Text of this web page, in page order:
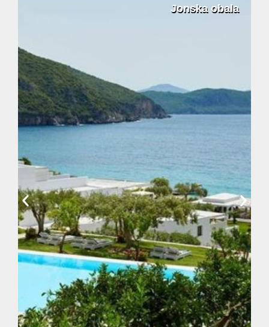
Jonska obala